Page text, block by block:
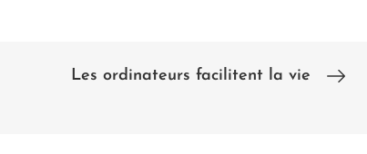
Les ordinateurs facilitent la vie